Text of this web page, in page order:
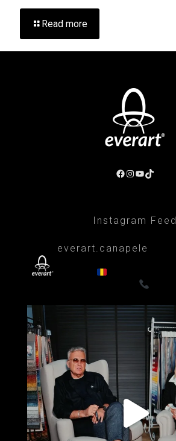
Read more
Instagram Feed
everart.canapele